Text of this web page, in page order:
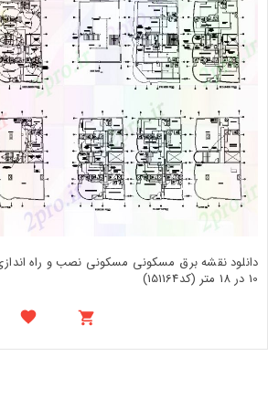
دانلود نقشه برق مسکونی مسکونی نصب و راه
10 در 18 متر (کد151164)